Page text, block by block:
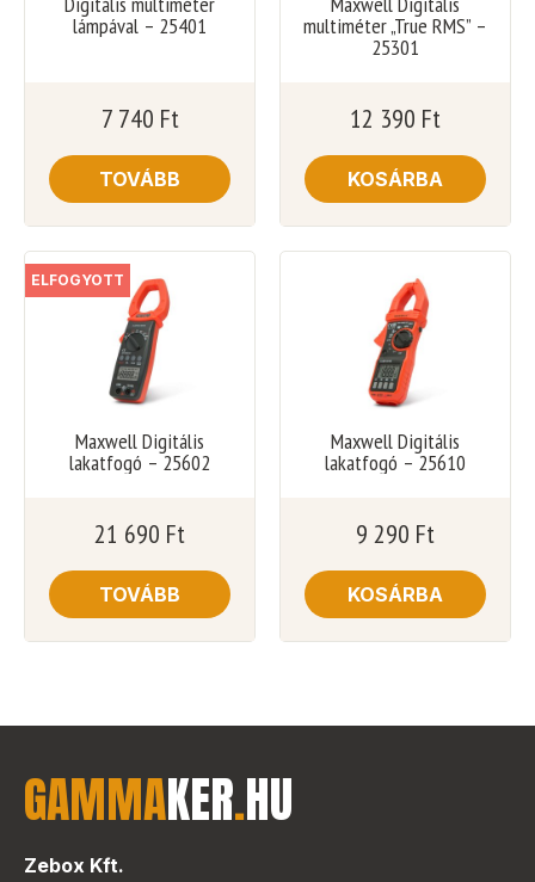
lámpával – 25401
7 740 Ft
TOVÁBB
multiméter „True RMS” –
25301
12 390 Ft
KOSÁRBA
ELFOGYOTT
Maxwell Digitális
lakatfogó – 25602
21 690 Ft
TOVÁBB
Maxwell Digitális
lakatfogó – 25610
9 290 Ft
KOSÁRBA
GAMMAKER.HU
Zebox Kft.